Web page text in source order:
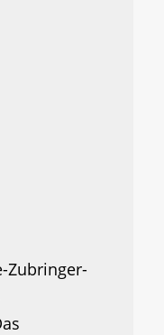
Zubringer-